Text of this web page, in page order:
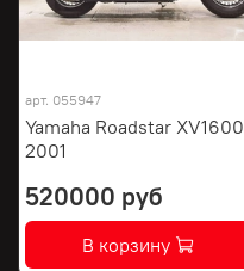
арт. 055947
Yamaha Roadstar XV1600
2001
520000 руб
В корзину